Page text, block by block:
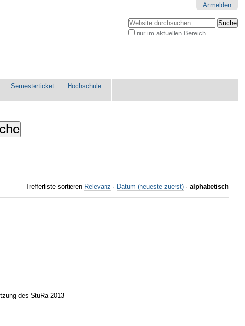
Anmelden
Website durchsuchen
nur im aktuellen Bereich
Semesterticket Hochschule
Trefferliste sortieren Relevanz · Datum (neueste zuerst) · alphabetisch
des StuRa 2013